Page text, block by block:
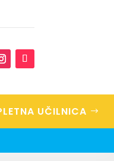
UČILNICA